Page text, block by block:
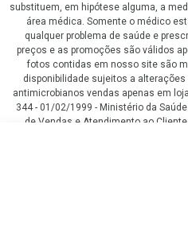
substituem, em hipótese alguma, a
área médica. Somente o médico
qualquer problema de saúde e
preços e as promoções são válidos
fotos contidas em nosso site são
disponibilidade sujeitos a
antimicrobianos vendas apenas em
344 - 01/02/1999 - Ministério da
de Vendas e Atendimento ao